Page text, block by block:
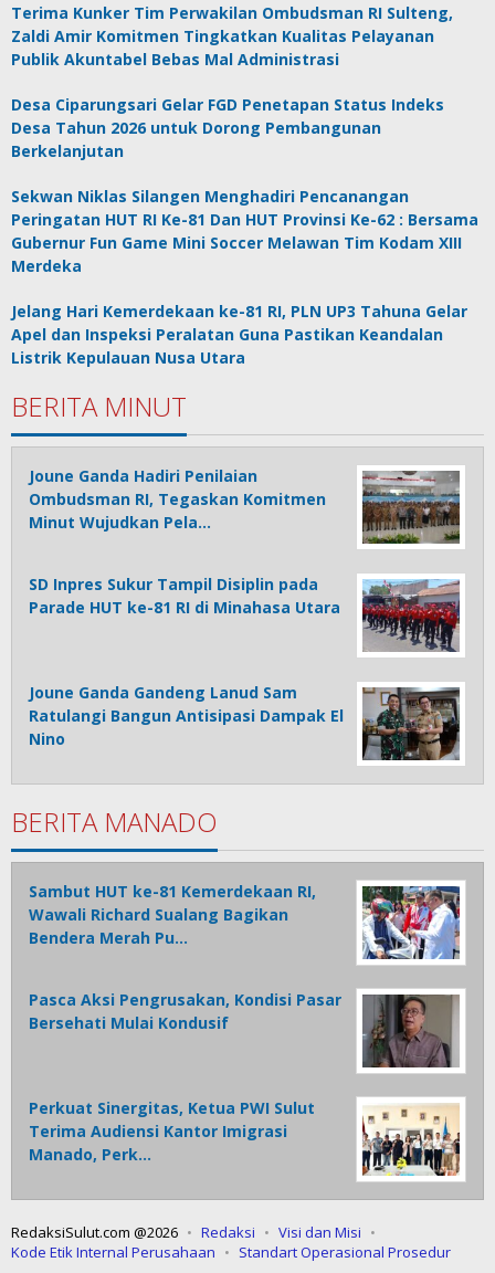
Terima Kunker Tim Perwakilan Ombudsman RI Sulteng,
Zaldi Amir Komitmen Tingkatkan Kualitas Pelayanan
Publik Akuntabel Bebas Mal Administrasi
Desa Ciparungsari Gelar FGD Penetapan Status Indeks
Desa Tahun 2026 untuk Dorong Pembangunan
Berkelanjutan
Sekwan Niklas Silangen Menghadiri Pencanangan
Peringatan HUT RI Ke-81 Dan HUT Provinsi Ke-62 : Bersama
Gubernur Fun Game Mini Soccer Melawan Tim Kodam XIII
Merdeka
Jelang Hari Kemerdekaan ke-81 RI, PLN UP3 Tahuna Gelar
Apel dan Inspeksi Peralatan Guna Pastikan Keandalan
Listrik Kepulauan Nusa Utara
BERITA MINUT
Joune Ganda Hadiri Penilaian
Ombudsman RI, Tegaskan Komitmen
Minut Wujudkan Pela…
SD Inpres Sukur Tampil Disiplin pada
Parade HUT ke-81 RI di Minahasa Utara
Joune Ganda Gandeng Lanud Sam
Ratulangi Bangun Antisipasi Dampak El
Nino
BERITA MANADO
Sambut HUT ke-81 Kemerdekaan RI,
Wawali Richard Sualang Bagikan
Bendera Merah Pu…
Pasca Aksi Pengrusakan, Kondisi Pasar
Bersehati Mulai Kondusif
Perkuat Sinergitas, Ketua PWI Sulut
Terima Audiensi Kantor Imigrasi
Manado, Perk…
RedaksiSulut.com @2026 Redaksi
Visi dan Misi
Kode Etik Internal Perusahaan
Standart Operasional Prosedur